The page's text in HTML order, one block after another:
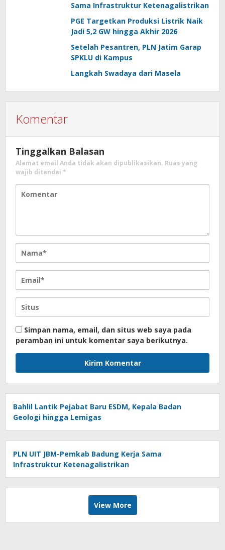
Sama Infrastruktur Ketenagalistrikan
PGE Targetkan Produksi Listrik Naik
Jadi 5,2 GW hingga Akhir 2026
Setelah Pesantren, PLN Jatim Garap
SPKLU di Kampus
Langkah Swadaya dari Masela
Komentar
Tinggalkan Balasan
Alamat email Anda tidak akan dipublikasikan. Ruas yang
wajib ditandai *
Simpan nama, email, dan situs web saya pada
peramban ini untuk komentar saya berikutnya.
Bahlil Lantik Pejabat Baru ESDM, Kepala Badan
Geologi hingga Lemigas
PLN UIT JBM-Pemkab Badung Kerja Sama
Infrastruktur Ketenagalistrikan
View More